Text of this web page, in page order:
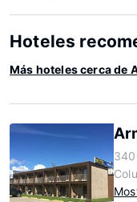
Hoteles
Más hoteles cerca de